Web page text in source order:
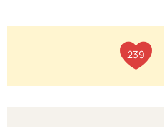
239